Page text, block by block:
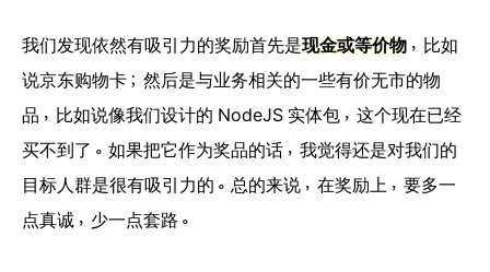
我们发现依然有吸引力的奖励首先是现金或等价物 ，比如
说京东购物卡；然后是与业务相关的一些有价无市的物
品，比如说像我们设计的 NodeJS 实体包，这个现在已经
买不到了。如果把它作为奖品的话，我觉得还是对我们的
目标人群是很有吸引力的。总的来说，在奖励上，要多一
点真诚，少一点套路。